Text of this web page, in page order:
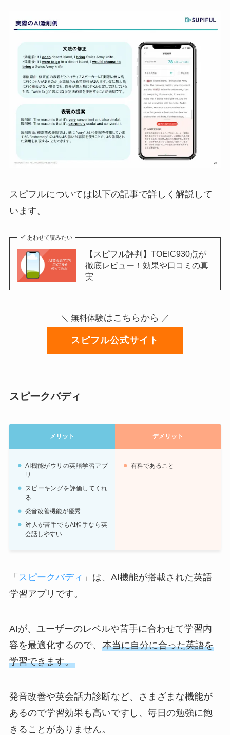
スピフルについては以下の記事で詳しく解説して
います。
あわせて読みたい
【スピフル評判】TOEIC930点が
徹底レビュー！効果や口コミの真
実
＼ 無料体験はこちらから ／
スピフル公式サイト
スピークバディ
メリット デメリット
AI機能がウリの英語学習アプ
リ
スピーキングを評価してくれ
る
発音改善機能が優秀
対人が苦手でもAI相手なら英
会話しやすい
有料であること
「 スピークバディ 」は、AI機能が搭載された英語
学習アプリです。
AIが、ユーザーのレベルや苦手に合わせて学習内
容を最適化するので、 本当に自分に合った英語を
学習できます。
発音改善や英会話力診断など、さまざまな機能が
あるので学習効果も高いですし、毎日の勉強に飽
きることがありません。